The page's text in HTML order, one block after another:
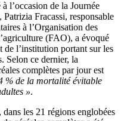
l’occasion de la Journée
Fracassi, responsable
à l’Organisation des
(FAO), a évoqué
de l’institution portant sur les
Selon ce dernier, la
complètes par jour est
% de la mortalité évitable
».
les 21 régions englobées